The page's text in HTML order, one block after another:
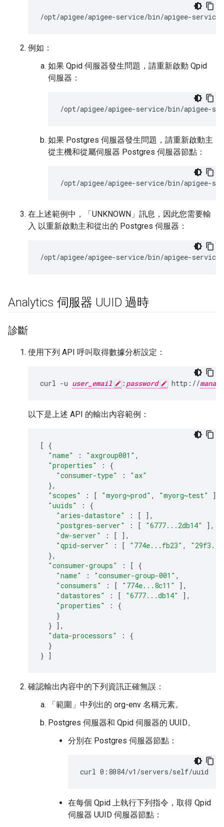
/opt/apigee/apigee-service/bin/apigee-service
例如：
如果 Qpid 伺服器發生問題，請重新啟動 Qpid
伺服器：
/opt/apigee/apigee-service/bin/apigee-
如果 Postgres 伺服器發生問題，請重新啟動主
從主機和從屬伺服器 Postgres 伺服器節點：
/opt/apigee/apigee-service/bin/apigee-
在上述範例中，「UNKNOWN」訊息，因此您需要輸
入 以重新啟動主和從出的 Postgres 伺服器：
/opt/apigee/apigee-service/bin/apigee-
Analytics 伺服器 UUID 過時
診斷
使用下列 API 呼叫取得數據分析設定：
curl -u user_email : password http://
以下是上述 API 的輸出內容範例：
[ {
"name"
: "axgroup001" ,
"properties"
:
{
"consumer-type"
:
"ax"
},
"scopes"
: [ "myorg~prod" , "myorg~test"
],
"uuids"
:
{
"aries-datastore"
: [
],
"postgres-server"
: [ "6777...2db14"
],
"dw-server"
: [
],
"qpid-server"
: [ "774e...fb23" ,
},
"consumer-groups"
: [ {
"name"
: "consumer-group-001" ,
"consumers"
: [ "774e...8c11"
],
"datastores"
: [ "6777...db14"
],
"properties"
:
{
}
} ],
"data-processors"
:
{
}
} ]
確認輸出內容中的下列資訊正確無誤：
「範圍」中列出的 org-env 名稱元素。
Postgres 伺服器和 Qpid 伺服器的 UUID。
分別在 Postgres 伺服器節點：
curl 0:8084/v1/servers/self/uuid
在每個 Qpid 上執行下列指令，取得 Qpid
伺服器 UUID 伺服器節點：